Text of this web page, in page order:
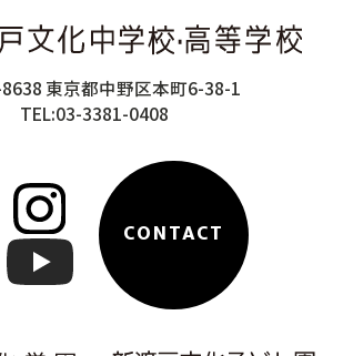
東京都中野区本町6-38-1
TEL:03-3381-0408
CONTACT